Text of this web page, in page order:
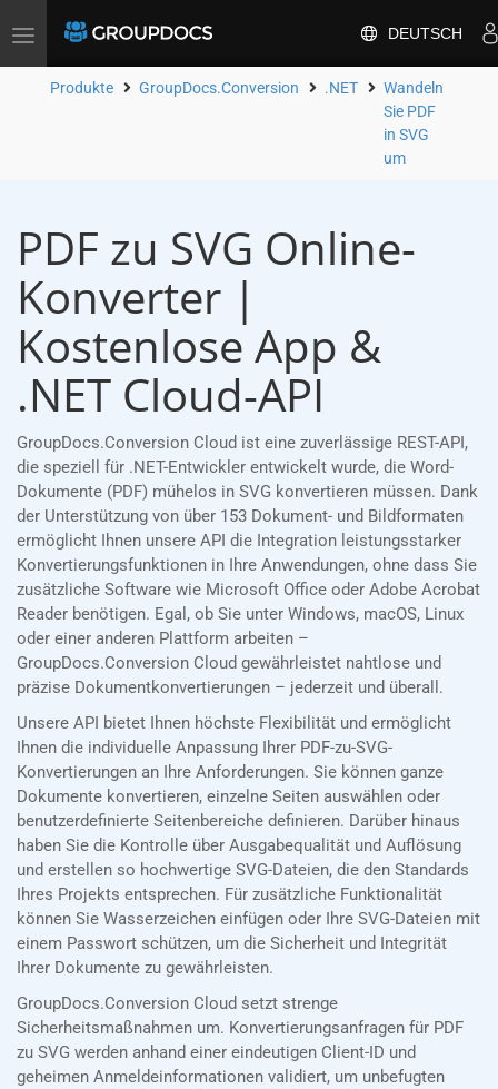
Toggle
DEUTSCH
Produkte GroupDocs.Conversion .NET
Wandeln
Sie PDF
in SVG
um
PDF zu SVG Online-
Konverter |
Kostenlose App &
.NET Cloud-API
GroupDocs.Conversion Cloud ist eine zuverlässige REST-API,
die speziell für .NET-Entwickler entwickelt wurde, die Word-
Dokumente (PDF) mühelos in SVG konvertieren müssen. Dank
der Unterstützung von über 153 Dokument- und Bildformaten
ermöglicht Ihnen unsere API die Integration leistungsstarker
Konvertierungsfunktionen in Ihre Anwendungen, ohne dass Sie
zusätzliche Software wie Microsoft Office oder Adobe Acrobat
Reader benötigen. Egal, ob Sie unter Windows, macOS, Linux
oder einer anderen Plattform arbeiten –
GroupDocs.Conversion Cloud gewährleistet nahtlose und
präzise Dokumentkonvertierungen – jederzeit und überall.
Unsere API bietet Ihnen höchste Flexibilität und ermöglicht
Ihnen die individuelle Anpassung Ihrer PDF-zu-SVG-
Konvertierungen an Ihre Anforderungen. Sie können ganze
Dokumente konvertieren, einzelne Seiten auswählen oder
benutzerdefinierte Seitenbereiche definieren. Darüber hinaus
haben Sie die Kontrolle über Ausgabequalität und Auflösung
und erstellen so hochwertige SVG-Dateien, die den Standards
Ihres Projekts entsprechen. Für zusätzliche Funktionalität
können Sie Wasserzeichen einfügen oder Ihre SVG-Dateien mit
einem Passwort schützen, um die Sicherheit und Integrität
Ihrer Dokumente zu gewährleisten.
GroupDocs.Conversion Cloud setzt strenge
Sicherheitsmaßnahmen um. Konvertierungsanfragen für PDF
zu SVG werden anhand einer eindeutigen Client-ID und
geheimen Anmeldeinformationen validiert, um unbefugten